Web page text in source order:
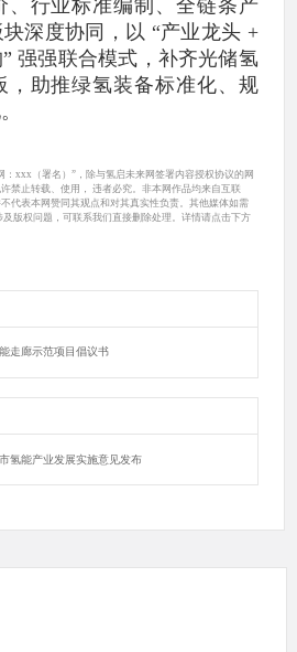
、行业标准编制、全链条产
深度协同，以 “产业龙头 +
强强联合模式，补齐光储氢
，助推绿氢装备标准化、规
：xxx（署名）”，除与氢启未来网签署内容授权协议的网
禁止转载、使用， 违者必究。非本网作品均来自互联
代表本网赞同其观点和对其真实性负责。其他媒体如需
版权问题，可联系我们直接删除处理。详情请点击下方
走廊示范项目倡议书
氢能产业发展实施意见发布